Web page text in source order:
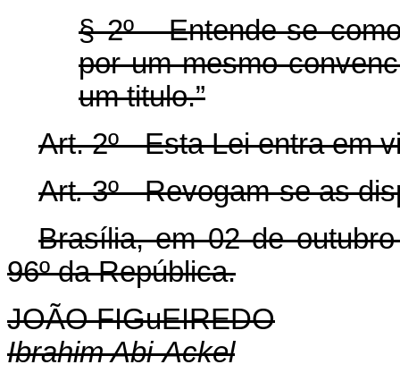
§ 2º - Entende-se
por um mesmo
um titulo.”
Art. 2º - Esta Lei entra em
Art.3º - Revogam-se as
Brasília, em 02 de
96º da República.
JOÃO FIGuEIREDO
Ibrahim Abi-Ackel